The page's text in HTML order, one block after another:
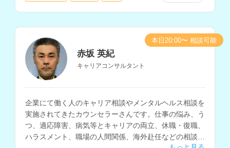
赤坂 英紀
キャリアコンサルタント
企業にて働く人のキャリア相談やメンタルヘルス相談を
実施されてきたカウンセラーさんです。仕事の悩み、う
つ、適応障害、病気等とキャリアの両立、休職・復職、
ハラスメント、職場の人間関係、海外赴任などの相談に
本日20:00〜 相談可能